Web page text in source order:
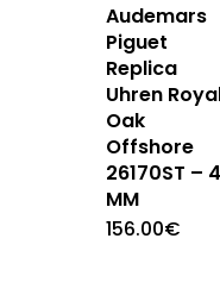
Audemars
Piguet
Replica
Uhren
Oak
Offshore
26170ST –
MM
156.00€